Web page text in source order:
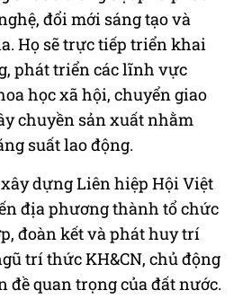
đổi mới sáng tạo và
Họ sẽ trực tiếp triển khai
phát triển các lĩnh vực
học xã hội, chuyển giao
chuyền sản xuất nhằm
suất lao động.
dựng Liên hiệp Hội Việt
địa phương thành tổ chức
đoàn kết và phát huy trí
trí thức KH&CN, chủ động
quan trọng của đất nước.